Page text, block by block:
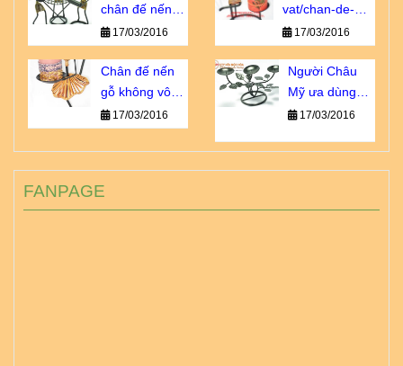
chân đế nến
này luôn cháy
hàng?
17/03/2016
vat/chan-de-
nen-go-khong-
vo-dung-nhu-
ban-nghi.html
17/03/2016
Chân đế nến
gỗ không vô
dụng như bạn
nghĩ!
17/03/2016
Người Châu
Mỹ ưa dùng
loại chân đế
17/03/2016
FANPAGE